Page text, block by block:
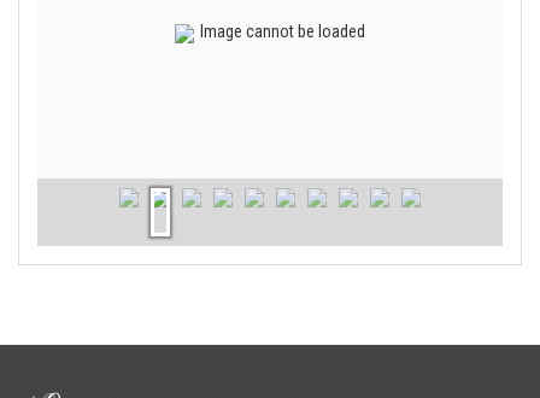
Image cannot be loaded